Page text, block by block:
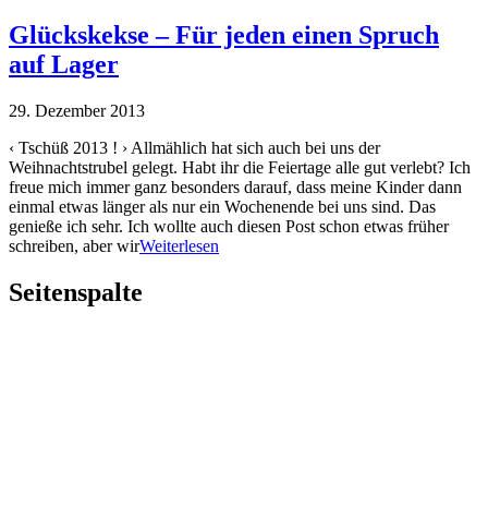
Glückskekse – Für jeden einen Spruch
auf Lager
29. Dezember 2013
‹ Tschüß 2013 ! › Allmählich hat sich auch bei uns der
Weihnachtstrubel gelegt. Habt ihr die Feiertage alle gut verlebt? Ich
freue mich immer ganz besonders darauf, dass meine Kinder dann
einmal etwas länger als nur ein Wochenende bei uns sind. Das
genieße ich sehr. Ich wollte auch diesen Post schon etwas früher
schreiben, aber wirWeiterlesen
Seitenspalte